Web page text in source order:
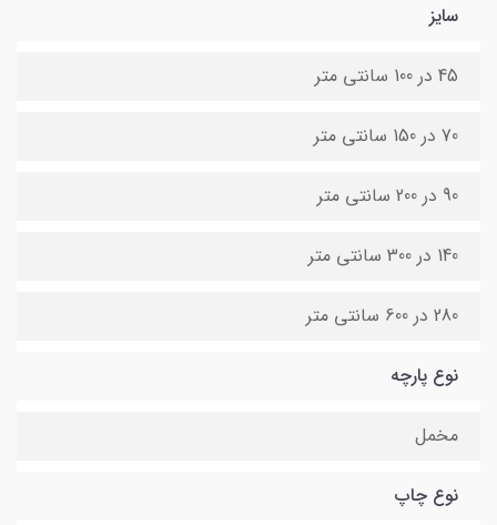
سایز
45 در 100 سانتی متر
70 در 150 سانتی متر
90 در 200 سانتی متر
140 در 300 سانتی متر
280 در 600 سانتی متر
نوع پارچه
مخمل
نوع چاپ